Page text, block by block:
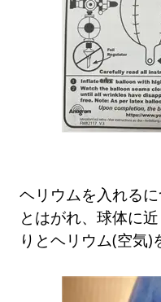
ヘリウムを入れる
とはがれ、球体に
りとヘリウム(空気)